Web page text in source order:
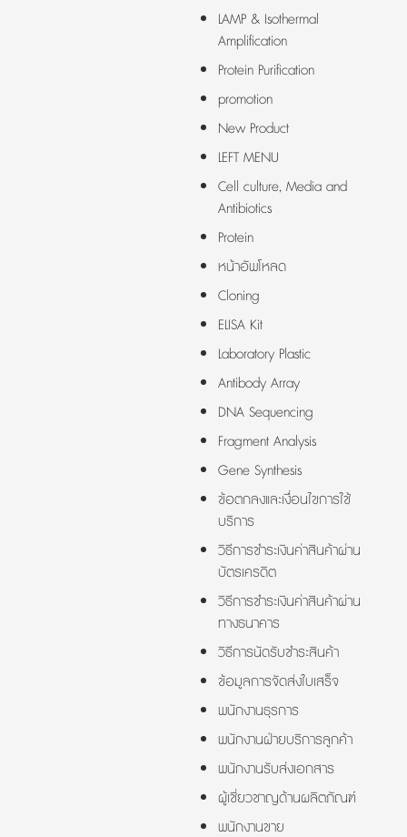
LAMP & Isothermal
Amplification
Protein Purification
promotion
New Product
LEFT MENU
Cell culture, Media and
Antibiotics
Protein
หน้าอัพโหลด
Cloning
ELISA Kit
Laboratory Plastic
Antibody Array
DNA Sequencing
Fragment Analysis
Gene Synthesis
ข้อตกลงและเงื่อนไขการใช้
บริการ
วิธีการชำระเงินค่าสินค้าผ่าน
บัตรเครดิต
วิธีการชำระเงินค่าสินค้าผ่าน
ทางธนาคาร
วิธีการนัดรับชำระสินค้า
ข้อมูลการจัดส่งใบเสร็จ
พนักงานธุรการ
พนักงานฝ่ายบริการลูกค้า
พนักงานรับส่งเอกสาร
ผู้เชี่ยวชาญด้านผลิตภัณฑ์
พนักงานขาย